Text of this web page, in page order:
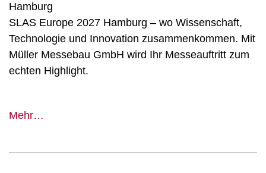
Hamburg
SLAS Europe 2027 Hamburg – wo Wissenschaft,
Technologie und Innovation zusammenkommen. Mit
Müller Messebau GmbH wird Ihr Messeauftritt zum
echten Highlight.
Mehr…